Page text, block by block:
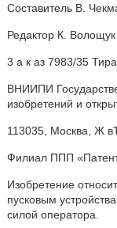
Составитель В.
Редактор К.
3 а к аз 7983/35
ВНИИПИ
изобретений и
113035, Москва, Ж
Филиал ППП
Изобретение
пусковым
силой оператора.